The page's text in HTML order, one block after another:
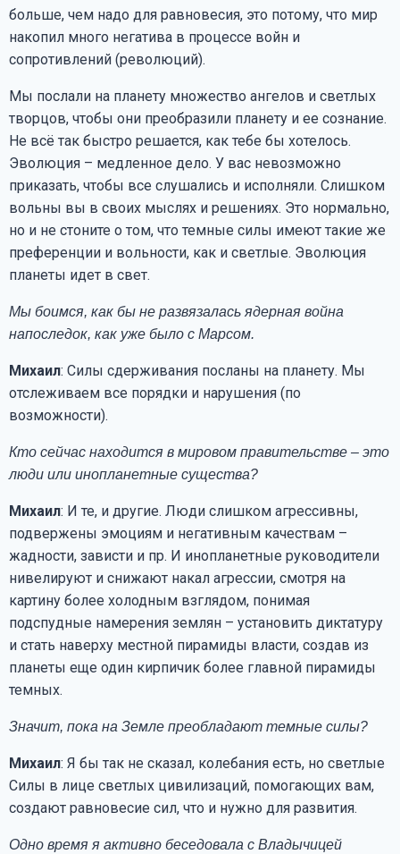
больше, чем надо для равновесия, это потому, что мир
накопил много негатива в процессе войн и
сопротивлений (революций).
Мы послали на планету множество ангелов и светлых
творцов, чтобы они преобразили планету и ее сознание.
Не всё так быстро решается, как тебе бы хотелось.
Эволюция – медленное дело. У вас невозможно
приказать, чтобы все слушались и исполняли. Слишком
вольны вы в своих мыслях и решениях. Это нормально,
но и не стоните о том, что темные силы имеют такие же
преференции и вольности, как и светлые. Эволюция
планеты идет в свет.
Мы боимся, как бы не развязалась ядерная война
напоследок, как уже было с Марсом.
Михаил: Силы сдерживания посланы на планету. Мы
отслеживаем все порядки и нарушения (по
возможности).
Кто сейчас находится в мировом правительстве – это
люди или инопланетные существа?
Михаил: И те, и другие. Люди слишком агрессивны,
подвержены эмоциям и негативным качествам –
жадности, зависти и пр. И инопланетные руководители
нивелируют и снижают накал агрессии, смотря на
картину более холодным взглядом, понимая
подспудные намерения землян – установить диктатуру
и стать наверху местной пирамиды власти, создав из
планеты еще один кирпичик более главной пирамиды
темных.
Значит, пока на Земле преобладают темные силы?
Михаил: Я бы так не сказал, колебания есть, но светлые
Силы в лице светлых цивилизаций, помогающих вам,
создают равновесие сил, что и нужно для развития.
Одно время я активно беседовала с Владычицей